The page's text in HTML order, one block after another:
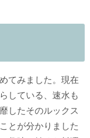
てみました。現在
している、速水も
したそのルックス
とが分かりました